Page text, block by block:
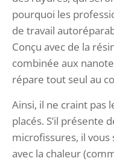
pourquoi les
de travail
Conçu avec de la
combinée aux
répare tout seul au
Ainsi, il ne craint pas
placés. S’il présente
microfissures, il
avec la chaleur